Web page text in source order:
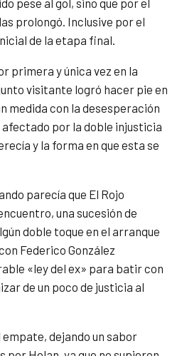
prolongó. Inclusive por el
de la etapa final.
primera y única vez en la
visitante logró hacer pie en
medida con la desesperación
afectado por la doble injusticia
y la forma en que esta se
parecía que El Rojo
una sucesión de
doble toque en el arranque
Federico González
«ley del ex» para batir con
de un poco de justicia al
dejando un sabor